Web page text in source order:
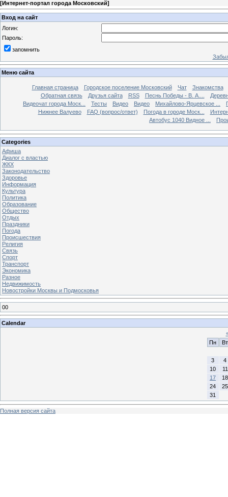
[Интернет-портал города Московский]
Вход на сайт
Логин:
Пароль:
запомнить
Меню сайта
Главная страница Городское поселение Московский Чат
Знакомства
Обратная связь
Друзья сайта RSS Песнь Победы - В. А....
Видеочат города Моск...
Тесты Видео Видео Михайлово-Ярцевское ...
Нижнее Валуево
FAQ (вопрос/ответ) Погода в городе Моск...
Автобус 1040 Видное ...
Categories
Афиша
Диалог с властью
ЖКХ
Законодательство
Здоровье
Информация
Культура
Политика
Образование
Общество
Отдых
Праздники
Погода
Происшествия
Религия
Связь
Спорт
Транспорт
Экономика
Разное
Недвижимость
Новостройки Москвы и Подмосковья
00
Calendar
Пн
Вт
3
4
10
11
17
18
24
25
31
Полная версия сайта